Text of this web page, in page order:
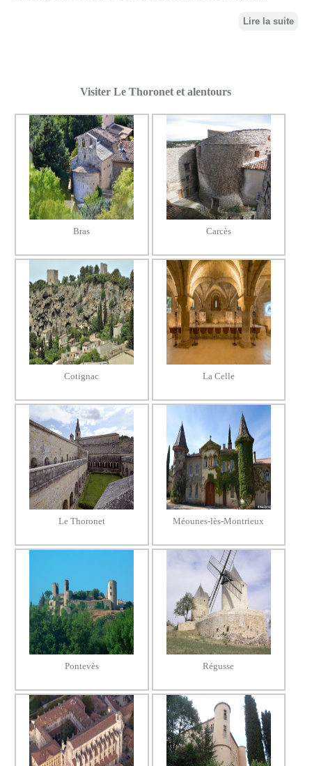
Lire la suite
Visiter Le Thoronet et alentours
Bras Carcès
Cotignac La Celle
Le Thoronet Méounes-lès-Montrieux
Pontevès Régusse